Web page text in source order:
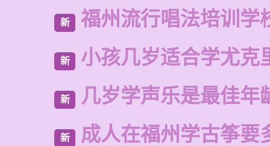
新 福州流行唱法培训学
新 小孩几岁适合学尤克
新 几岁学声乐是最佳年
新 成人在福州学古筝要